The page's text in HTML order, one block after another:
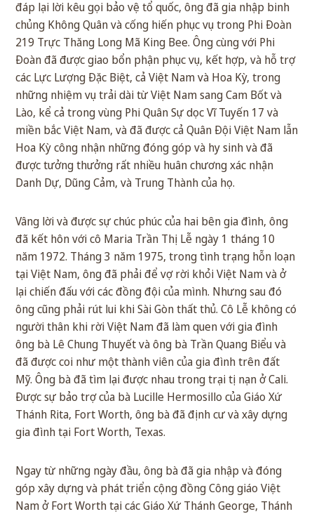
đáp lại lời kêu gọi bảo vệ tổ quốc, ông đã gia nhập binh
chủng Không Quân và cống hiến phục vụ trong Phi Đoàn
219 Trực Thăng Long Mã King Bee. Ông cùng với Phi
Đoàn đã được giao bổn phận phục vụ, kết hợp, và hỗ trợ
các Lực Lượng Đặc Biệt, cả Việt Nam và Hoa Kỳ, trong
những nhiệm vụ trải dài từ Việt Nam sang Cam Bốt và
Lào, kể cả trong vùng Phi Quân Sự dọc Vĩ Tuyến 17 và
miền bắc Việt Nam, và đã được cả Quân Đội Việt Nam lẫn
Hoa Kỳ công nhận những đóng góp và hy sinh và đã
được tưởng thưởng rất nhiều huân chương xác nhận
Danh Dự, Dũng Cảm, và Trung Thành của họ.
Vâng lời và được sự chúc phúc của hai bên gia đình, ông
đã kết hôn với cô Maria Trần Thị Lễ ngày 1 tháng 10
năm 1972. Tháng 3 năm 1975, trong tình trạng hỗn loạn
tại Việt Nam, ông đã phải để vợ rời khỏi Việt Nam và ở
lại chiến đấu với các đồng đội của mình. Nhưng sau đó
ông cũng phải rút lui khi Sài Gòn thất thủ. Cô Lễ không có
người thân khi rời Việt Nam đã làm quen với gia đình
ông bà Lê Chung Thuyết và ông bà Trần Quang Biểu và
đã được coi như một thành viên của gia đình trên đất
Mỹ. Ông bà đã tìm lại được nhau trong trại tị nạn ở Cali.
Được sự bảo trợ của bà Lucille Hermosillo của Giáo Xứ
Thánh Rita, Fort Worth, ông bà đã định cư và xây dựng
gia đình tại Fort Worth, Texas.
Ngay từ những ngày đầu, ông bà đã gia nhập và đóng
góp xây dựng và phát triển cộng đồng Công giáo Việt
Nam ở Fort Worth tại các Giáo Xứ Thánh George, Thánh